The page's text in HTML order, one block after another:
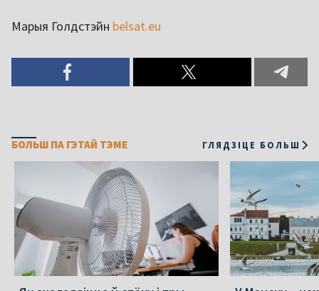
Марыя Голдстэйн belsat.eu
БОЛЬШ ПА ГЭТАЙ ТЭМЕ ГЛЯДЗІЦЕ БОЛЬШ